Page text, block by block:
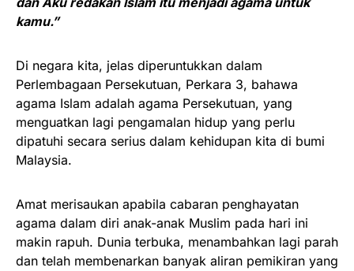
kamu.”
Di negara kita, jelas diperuntukkan dalam
Perlembagaan Persekutuan, Perkara 3, bahawa
agama Islam adalah agama Persekutuan, yang
menguatkan lagi pengamalan hidup yang perlu
dipatuhi secara serius dalam kehidupan kita di bumi
Malaysia.
Amat merisaukan apabila cabaran penghayatan
agama dalam diri anak-anak Muslim pada hari ini
makin rapuh. Dunia terbuka, menambahkan lagi parah
dan telah membenarkan banyak aliran pemikiran yang